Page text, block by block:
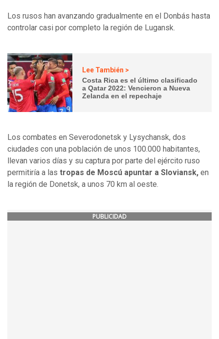
Los rusos han avanzando gradualmente en el Donbás hasta
controlar casi por completo la región de Lugansk.
Lee También >
Costa Rica es el último clasificado
a Qatar 2022: Vencieron a Nueva
Zelanda en el repechaje
Los combates en Severodonetsk y Lysychansk, dos
ciudades con una población de unos 100.000 habitantes,
llevan varios días y su captura por parte del ejército ruso
permitiría a las tropas de Moscú apuntar a Sloviansk, en
la región de Donetsk, a unos 70 km al oeste.
PUBLICIDAD